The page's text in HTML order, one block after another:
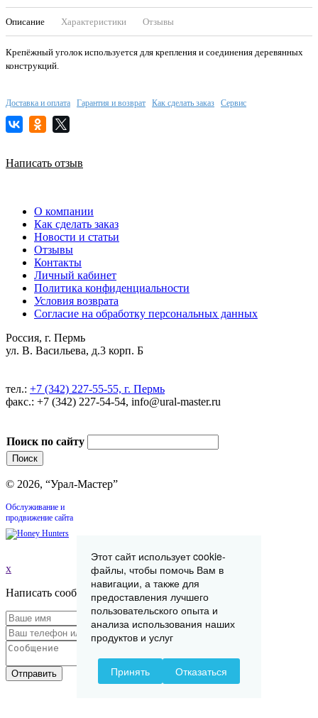
Описание Характеристики Отзывы
Крепёжный уголок используется для крепления и соединения деревянных
конструкций.
Доставка и оплата Гарантия и возврат Как сделать заказ Сервис
Написать отзыв
О компании
Как сделать заказ
Новости и статьи
Отзывы
Контакты
Личный кабинет
Политика конфиденциальности
Условия возврата
Согласие на обработку персональных данных
Россия, г. Пермь
ул. В. Васильева, д.3 корп. Б
тел.: +7 (342) 227-55-55, г. Пермь
факс.: +7 (342) 227-54-54, info@ural-master.ru
Поиск по сайту
© 2026, “Урал-Мастер”
Обслуживание и
продвижение сайта
x
Написать сообщение
Отправить
Этот сайт использует cookie-
файлы, чтобы помочь Вам в
навигации, а также для
предоставления лучшего
пользовательского опыта и
анализа использования наших
продуктов и услуг
Принять Отказаться